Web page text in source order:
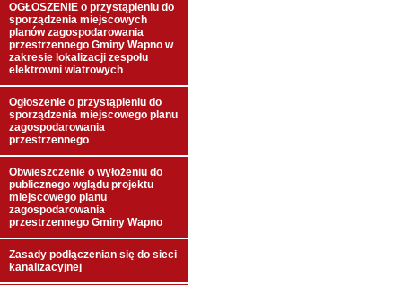
OGŁOSZENIE o przystąpieniu do
sporządzenia miejscowych
planów zagospodarowania
przestrzennego Gminy Wapno w
zakresie lokalizacji zespołu
elektrowni wiatrowych
Ogłoszenie o przystąpieniu do
sporządzenia miejscowego planu
zagospodarowania
przestrzennego
Obwieszczenie o wyłożeniu do
publicznego wglądu projektu
miejscowego planu
zagospodarowania
przestrzennego Gminy Wapno
Zasady podłączenian się do sieci
kanalizacyjnej